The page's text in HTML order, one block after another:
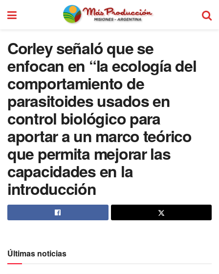
Corley señaló que se
enfocan en “la ecología del
comportamiento de
parasitoides usados en
control biológico para
aportar a un marco teórico
que permita mejorar las
capacidades en la
introducción
Últimas noticias